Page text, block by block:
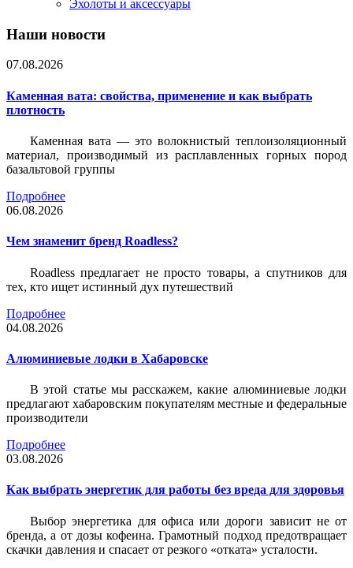
Эхолоты и аксессуары
Наши новости
07.08.2026
Каменная вата: свойства, применение и как выбрать
плотность
Каменная вата — это волокнистый теплоизоляционный
материал, производимый из расплавленных горных пород
базальтовой группы
Подробнее
06.08.2026
Чем знаменит бренд Roadless?
Roadless предлагает не просто товары, а спутников для
тех, кто ищет истинный дух путешествий
Подробнее
04.08.2026
Алюминиевые лодки в Хабаровске
В этой статье мы расскажем, какие алюминиевые лодки
предлагают хабаровским покупателям местные и федеральные
производители
Подробнее
03.08.2026
Как выбрать энергетик для работы без вреда для здоровья
Выбор энергетика для офиса или дороги зависит не от
бренда, а от дозы кофеина. Грамотный подход предотвращает
скачки давления и спасает от резкого «отката» усталости.